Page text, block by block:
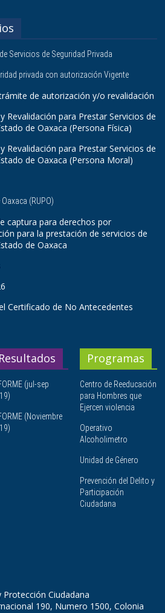
Servicios de Seguridad Privada
privada con autorización Vigente
de autorización y/o revalidación
Revalidación para Prestar Servicios de
de Oaxaca (Persona Física)
Revalidación para Prestar Servicios de
de Oaxaca (Persona Moral)
(RUPO)
captura para derechos por
para la prestación de servicios de
de Oaxaca
Certificado de No Antecedentes
Resultados
(jul-sep
(Noviembre
Programas
Centro de Reeducación
para Hombres que
Ejercen violencia
Operativo
Alcoholimetro
Unidad de Género
Prevención del Delito y
Participación
Ciudadana
Protección Ciudadana
190, Numero 1500, Colonia